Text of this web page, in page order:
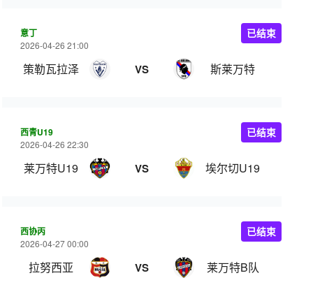
意丁
2026-04-26 21:00
策勒瓦拉泽 VS 斯莱万特
已结束
西青U19
2026-04-26 22:30
莱万特U19 VS 埃尔切U19
已结束
西协丙
2026-04-27 00:00
拉努西亚 VS 莱万特B队
已结束